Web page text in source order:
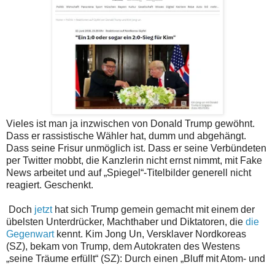
Vieles ist man ja inzwischen von Donald Trump gewöhnt.
Dass er rassistische Wähler hat, dumm und abgehängt.
Dass seine Frisur unmöglich ist. Dass er seine Verbündeten
per Twitter mobbt, die Kanzlerin nicht ernst nimmt, mit Fake
News arbeitet und auf „Spiegel“-Titelbilder generell nicht
reagiert. Geschenkt.
Doch jetzthat sich Trump gemein gemacht mit einem der
übelsten Unterdrücker, Machthaber und Diktatoren, die die
Gegenwart kennt. Kim Jong Un, Versklaver Nordkoreas
(SZ), bekam von Trump, dem Autokraten des Westens
„seine Träume erfüllt“ (SZ): Durch einen „Bluff mit Atom- und